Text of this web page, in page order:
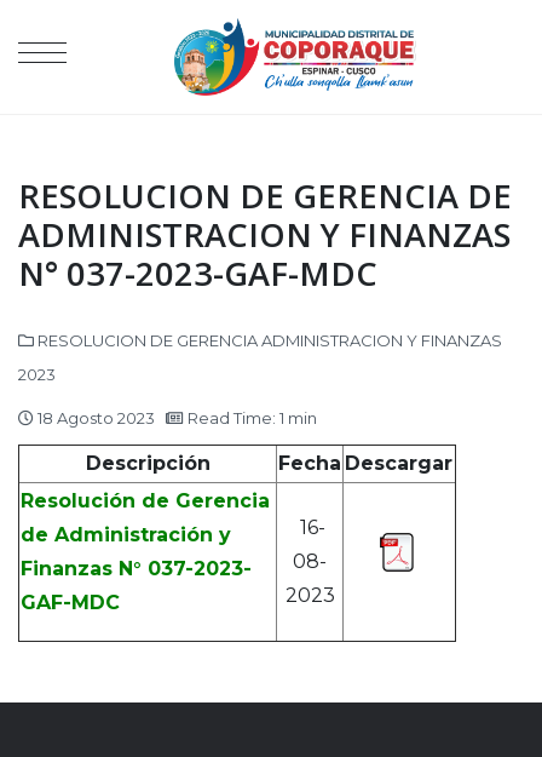
RESOLUCION DE GERENCIA DE
ADMINISTRACION Y FINANZAS
N° 037-2023-GAF-MDC
RESOLUCION DE GERENCIA ADMINISTRACION Y FINANZAS
2023
18 Agosto 2023 Read Time: 1 min
Descripción Fecha Descargar
Resolución de Gerencia
de Administración y
Finanzas N° 037-2023-
GAF-MDC
16-
08-
2023